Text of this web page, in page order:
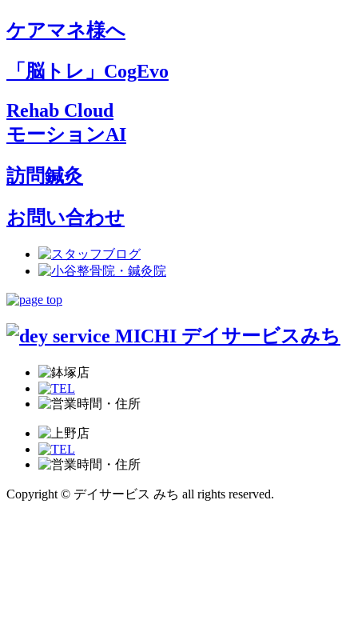
ケアマネ様へ
「脳トレ」CogEvo
Rehab Cloud
モーションAI
訪問鍼灸
お問い合わせ
Copyright © デイサービス みち all rights reserved.